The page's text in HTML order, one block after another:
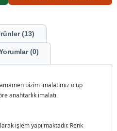
(13)
(0)
bizim imalatımız olup
anahtarlık imalatı
işlem yapılmaktadır. Renk